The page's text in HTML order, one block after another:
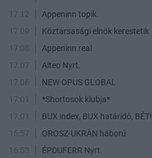
17:12
Appeninn topik
17:09
Köztársasági elnök kerestetik
17:08
Appeninn real
17:07
Alteo Nyrt.
17:06
NEW OPUS GLOBAL
17:01
*Shortosok klubja*
17:01
BUX index, BUX határidő, BÉT!
16:57
OROSZ-UKRÁN háború
16:53
ÉPDUFERR Nyrt.